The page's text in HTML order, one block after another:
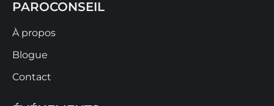
PAROCONSEIL
À propos
Blogue
Contact